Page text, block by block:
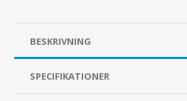
BESKRIVNING
SPECIFIKATIONER